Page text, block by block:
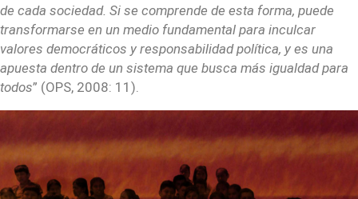
de cada sociedad. Si se comprende de esta forma, puede
transformarse en un medio fundamental para inculcar
valores democráticos y responsabilidad política, y es una
apuesta dentro de un sistema que busca más igualdad para
todos” (OPS, 2008: 11).